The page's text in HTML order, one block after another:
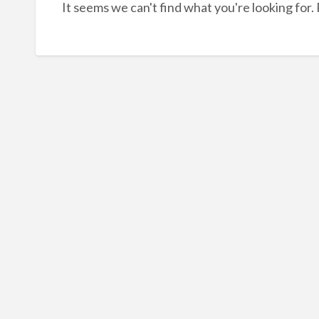
It seems we can't find what you're looking for.